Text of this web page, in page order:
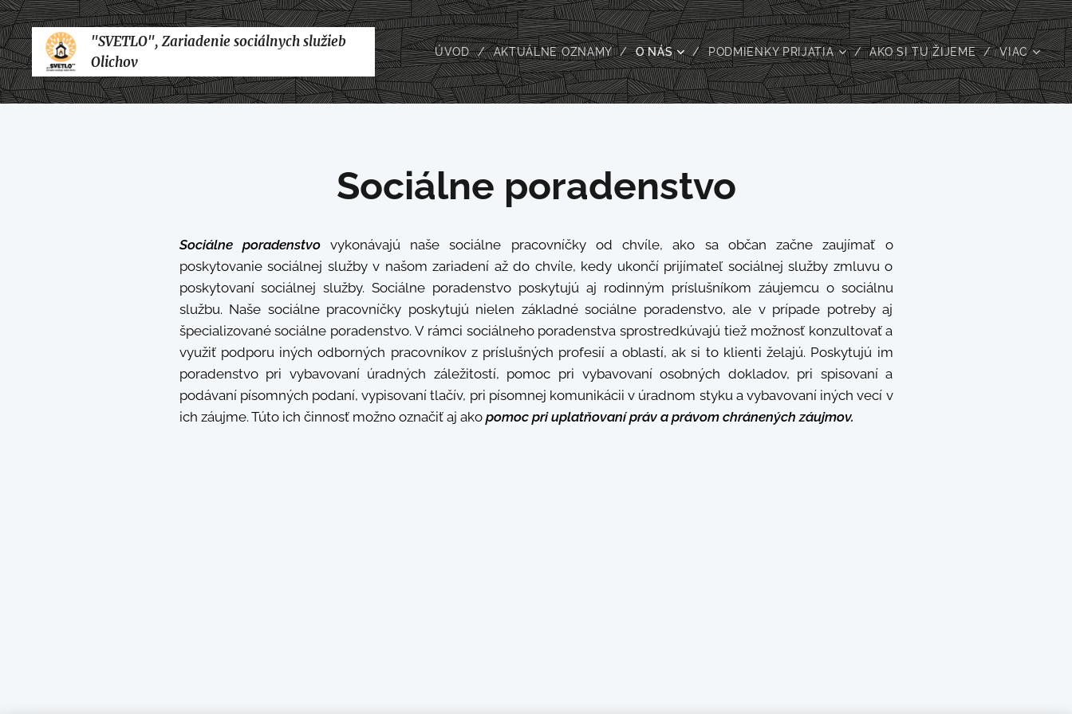
"SVETLO", Zariadenie sociálnych služieb
Olichov
ÚVOD AKTUÁLNE OZNAMY O NÁS PODMIENKY PRIJATIA AKO SI TU ŽIJEME VIAC
Sociálne poradenstvo
Sociálne poradenstvovykonávajú naše sociálne pracovníčky od chvíle, ako sa občan začne zaujímať o
poskytovanie sociálnej služby v našom zariadení až do chvíle, kedy ukončí prijímateľ sociálnej služby zmluvu o
poskytovaní sociálnej služby. Sociálne poradenstvo poskytujú aj rodinným príslušníkom záujemcu o sociálnu
službu. Naše sociálne pracovníčky poskytujú nielen základné sociálne poradenstvo, ale v prípade potreby aj
špecializované sociálne poradenstvo. V rámci sociálneho poradenstva sprostredkúvajú tiež možnosť konzultovať a
využiť podporu iných odborných pracovníkov z príslušných profesií a oblastí, ak si to klienti želajú. Poskytujú im
poradenstvo pri vybavovaní úradných záležitostí, pomoc pri vybavovaní osobných dokladov, pri spisovaní a
podávaní písomných podaní, vypisovaní tlačív, pri písomnej komunikácii v úradnom styku a vybavovaní iných vecí v
ich záujme. Túto ich činnosť možno označiť aj ako pomoc pri uplatňovaní práv a právom chránených záujmov.